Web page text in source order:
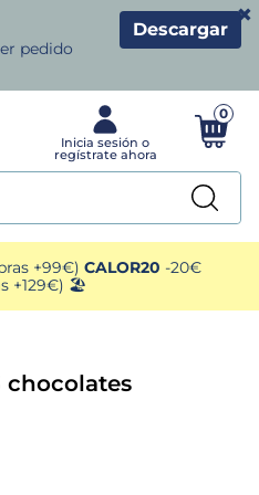
pedido
Descargar
×
0
+99€) CALOR20 -20€
+129€) 🏖️
chocolates